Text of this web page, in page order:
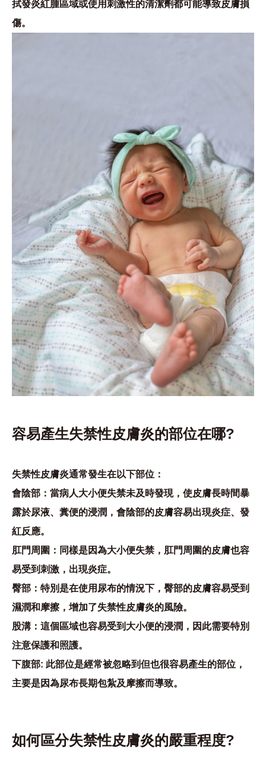
拭發炎紅腫區域或使用刺激性的清潔劑都可能導致皮膚損
傷。
容易產生失禁性皮膚炎的部位在哪?
失禁性皮膚炎通常發生在以下部位：
會陰部 ：當病人大小便失禁未及時發現，使皮膚長時間暴
露於尿液、糞便的浸潤，會陰部的皮膚容易出現炎症、發
紅反應。
肛門周圍 ：同樣是因為大小便失禁，肛門周圍的皮膚也容
易受到刺激，出現炎症。
臀部 ：特別是在使用尿布的情況下，臀部的皮膚容易受到
濕潤和摩擦，增加了失禁性皮膚炎的風險。
股溝 ：這個區域也容易受到大小便的浸潤，因此需要特別
注意保護和照護。
下腹部: 此部位是經常被忽略到但也很容易產生的部位，
主要是因為尿布長期包紮及摩擦而導致。
如何區分失禁性皮膚炎的嚴重程度?